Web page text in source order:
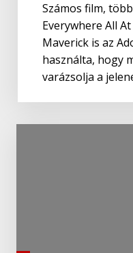
Számos film,
Everywhere All
Maverick is az
használta, hogy
varázsolja a